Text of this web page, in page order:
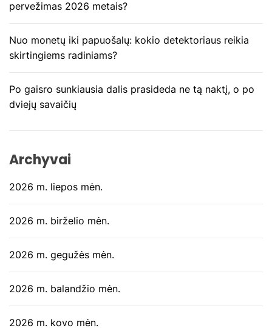
į
r
a
š
ų
pervežimas 2026 metais?
Nuo monetų iki papuošalų: kokio detektoriaus reikia
skirtingiems radiniams?
Po gaisro sunkiausia dalis prasideda ne tą naktį, o po
dviejų savaičių
Archyvai
2026 m. liepos mėn.
2026 m. birželio mėn.
2026 m. gegužės mėn.
2026 m. balandžio mėn.
2026 m. kovo mėn.